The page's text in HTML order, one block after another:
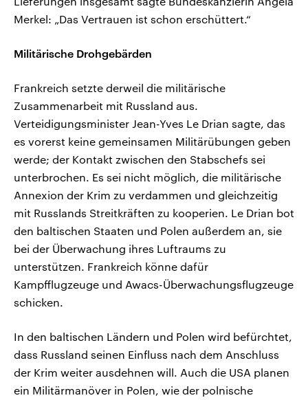
Merkel: „Das Vertrauen ist schon erschüttert.“
Militärische Drohgebärden
Frankreich setzte derweil die militärische
Zusammenarbeit mit Russland aus.
Verteidigungsminister Jean-Yves Le Drian sagte, das
es vorerst keine gemeinsamen Militärübungen geben
werde; der Kontakt zwischen den Stabschefs sei
unterbrochen. Es sei nicht möglich, die militärische
Annexion der Krim zu verdammen und gleichzeitig
mit Russlands Streitkräften zu kooperien. Le Drian bot
den baltischen Staaten und Polen außerdem an, sie
bei der Überwachung ihres Luftraums zu
unterstützen. Frankreich könne dafür
Kampfflugzeuge und Awacs-Überwachungsflugzeuge
schicken.
In den baltischen Ländern und Polen wird befürchtet,
dass Russland seinen Einfluss nach dem Anschluss
der Krim weiter ausdehnen will. Auch die USA planen
ein Militärmanöver in Polen, wie der polnische